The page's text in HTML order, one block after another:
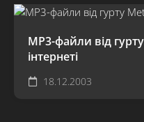
MP3-файли від
інтернеті
18.12.2003